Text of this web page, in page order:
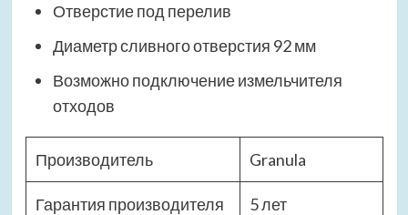
Отверстие под перелив
Диаметр сливного отверстия 92 мм
Возможно подключение измельчителя
отходов
Производитель Granula
Гарантия производителя 5 лет